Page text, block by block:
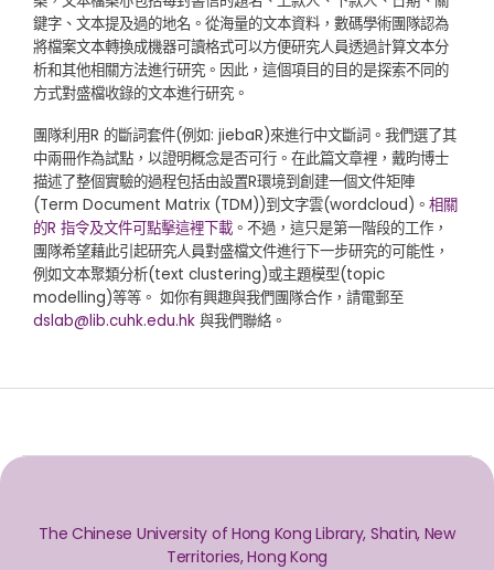
鍵字、文本提及過的地名。從海量的文本資料，數碼學術團隊認為
將檔案文本轉換成機器可讀格式可以方便研究人員透過計算文本分
析和其他相關方法進行研究。因此，這個項目的目的是探索不同的
方式對盛檔收錄的文本進行研究。
團隊利用R 的斷詞套件(例如: jiebaR)來進行中文斷詞。我們選了其
中兩冊作為試點，以證明概念是否可行。在此篇文章裡，戴昀博士
描述了整個實驗的過程包括由設置R環境到創建一個文件矩陣
(Term Document Matrix (TDM))到文字雲(wordcloud)。 相關
的R 指令及文件可點擊這裡下載 。不過，這只是第一階段的工作，
團隊希望藉此引起研究人員對盛檔文件進行下一步研究的可能性，
例如文本聚類分析(text clustering)或主題模型(topic
modelling)等等。 如你有興趣與我們團隊合作，請電郵至
dslab@lib.cuhk.edu.hk 與我們聯絡。
The Chinese University of Hong Kong Library, Shatin, New
Territories, Hong Kong